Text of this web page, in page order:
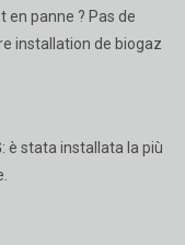
en panne ? Pas de
installation de biogaz
è stata installata la più